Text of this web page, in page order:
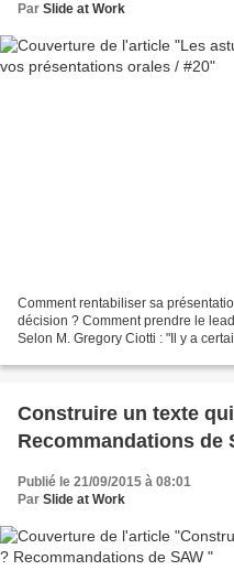
Par Slide at Work
Comment rentabiliser sa
décision ? Comment prendre le
Selon M. Gregory Ciotti : "Il y a
Construire un texte
Recommandations de
Publié le 21/09/2015 à 08:01
Par Slide at Work